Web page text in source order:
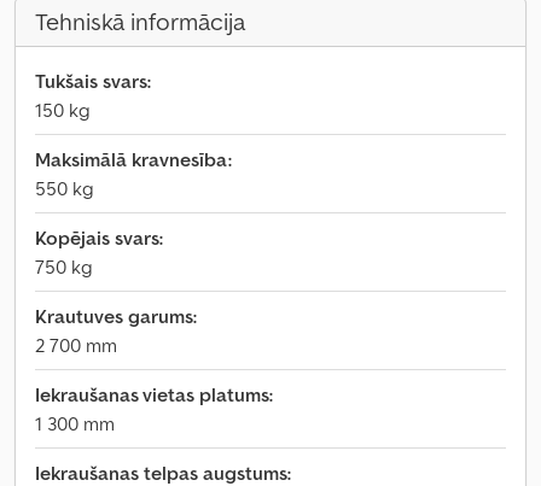
Tehniskā informācija
Tukšais svars:
150 kg
Maksimālā kravnesība:
550 kg
Kopējais svars:
750 kg
Krautuves garums:
2 700 mm
Iekraušanas vietas platums:
1 300 mm
Iekraušanas telpas augstums: